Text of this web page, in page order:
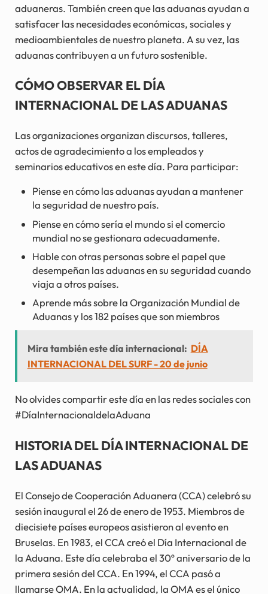
aduaneras. También creen que las aduanas ayudan a
satisfacer las necesidades económicas, sociales y
medioambientales de nuestro planeta. A su vez, las
aduanas contribuyen a un futuro sostenible.
CÓMO OBSERVAR EL DÍA
INTERNACIONAL DE LAS ADUANAS
Las organizaciones organizan discursos, talleres,
actos de agradecimiento a los empleados y
seminarios educativos en este día. Para participar:
Piense en cómo las aduanas ayudan a mantener
la seguridad de nuestro país.
Piense en cómo sería el mundo si el comercio
mundial no se gestionara adecuadamente.
Hable con otras personas sobre el papel que
desempeñan las aduanas en su seguridad cuando
viaja a otros países.
Aprende más sobre la Organización Mundial de
Aduanas y los 182 países que son miembros
Mira también este día internacional: DÍA
INTERNACIONAL DEL SURF - 20 de junio
No olvides compartir este día en las redes sociales con
#DíaInternacionaldelaAduana
HISTORIA DEL DÍA INTERNACIONAL DE
LAS ADUANAS
El Consejo de Cooperación Aduanera (CCA) celebró su
sesión inaugural el 26 de enero de 1953. Miembros de
diecisiete países europeos asistieron al evento en
Bruselas. En 1983, el CCA creó el Día Internacional de
la Aduana. Este día celebraba el 30º aniversario de la
primera sesión del CCA. En 1994, el CCA pasó a
llamarse OMA. En la actualidad, la OMA es el único